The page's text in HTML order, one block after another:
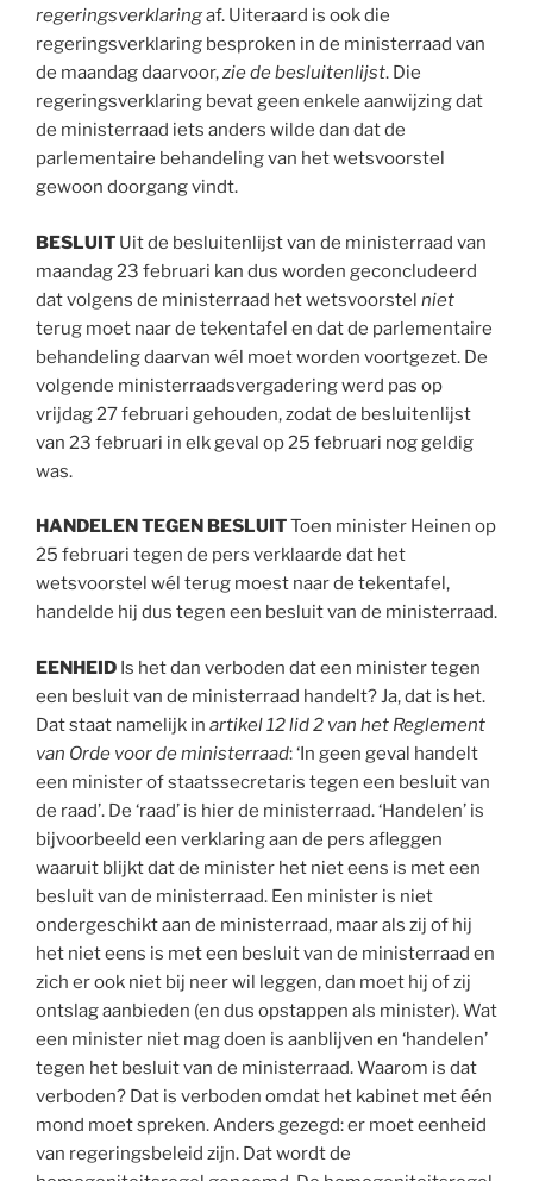
regeringsverklaringaf. Uiteraard is ook die
regeringsverklaring besproken in de ministerraad van
de maandag daarvoor,zie de besluitenlijst. Die
regeringsverklaring bevat geen enkele aanwijzing dat
de ministerraad iets anders wilde dan dat de
parlementaire behandeling van het wetsvoorstel
gewoon doorgang vindt.
BESLUIT Uit de besluitenlijst van de ministerraad van
maandag 23 februari kan dus worden geconcludeerd
dat volgens de ministerraad het wetsvoorstel niet
terug moet naar de tekentafel en dat de parlementaire
behandeling daarvan wél moet worden voortgezet. De
volgende ministerraadsvergadering werd pas op
vrijdag 27 februari gehouden, zodat de besluitenlijst
van 23 februari in elk geval op 25 februari nog geldig
was.
HANDELEN TEGEN BESLUITToen minister Heinen op
25 februari tegen de pers verklaarde dat het
wetsvoorstel wél terug moest naar de tekentafel,
handelde hij dus tegen een besluit van de ministerraad.
EENHEID Is het dan verboden dat een minister tegen
een besluit van de ministerraad handelt? Ja, dat is het.
Dat staat namelijk in artikel 12 lid 2 van het Reglement
van Orde voor de ministerraad: ‘In geen geval handelt
een minister of staatssecretaris tegen een besluit van
de raad’. De ‘raad’ is hier de ministerraad. ‘Handelen’ is
bijvoorbeeld een verklaring aan de pers afleggen
waaruit blijkt dat de minister het niet eens is met een
besluit van de ministerraad. Een minister is niet
ondergeschikt aan de ministerraad, maar als zij of hij
het niet eens is met een besluit van de ministerraad en
zich er ook niet bij neer wil leggen, dan moet hij of zij
ontslag aanbieden (en dus opstappen als minister). Wat
een minister niet mag doen is aanblijven en ‘handelen’
tegen het besluit van de ministerraad. Waarom is dat
verboden? Dat is verboden omdat het kabinet met één
mond moet spreken. Anders gezegd: er moet eenheid
van regeringsbeleid zijn. Dat wordt de